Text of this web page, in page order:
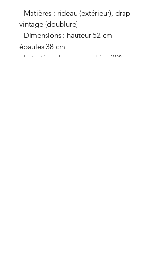
- Matières : rideau (extérieur), drap
vintage (doublure)
- Dimensions : hauteur 52 cm –
épaules 38 cm
- Entretien : lavage machine 30°